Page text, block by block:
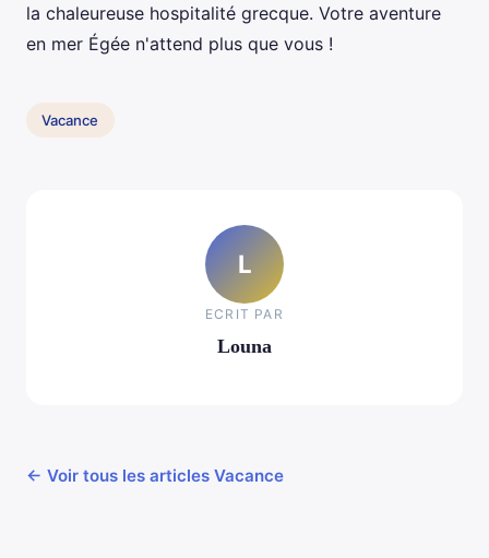
la chaleureuse hospitalité grecque. Votre aventure
en mer Égée n'attend plus que vous !
Vacance
L
ECRIT PAR
Louna
← Voir tous les articles Vacance